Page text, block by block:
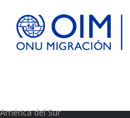
América del Sur